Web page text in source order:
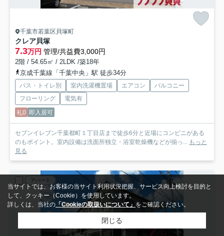
千葉市若葉区貝塚町
クレア貝塚
7.3万円 管理/共益費3,000円
2階 / 54.65㎡ / 2LDK /築18年
京成千葉線「千葉中央」駅 徒歩34分
バス・トイレ別 室内洗濯機置場 エアコン
バルコニー
フローリング
電気有
礼0 即入居可
セブンイレブン千葉都町１丁目店まで徒歩6分と近場にコンビニがある
のもポイント。室内設備は洗面所独立・浴室乾燥機などが揃っ... もっと
見る
アパート
当サイトでは、お客様の当サイト利用状況把握、サービス向上検討を目的と
して、クッキー（Cookie）を使用しています。
詳しくは、当社の 「Cookieの取扱いについて」 をご確認ください。
閉じる